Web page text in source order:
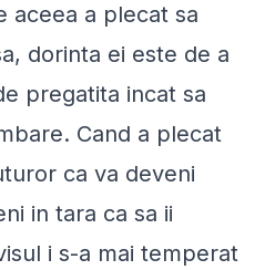
aceea a plecat sa
dorinta ei este de a
pregatita incat sa
Cand a plecat
ca va deveni
in tara ca sa ii
i s-a mai temperat